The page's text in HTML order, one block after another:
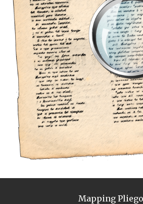
Mapping